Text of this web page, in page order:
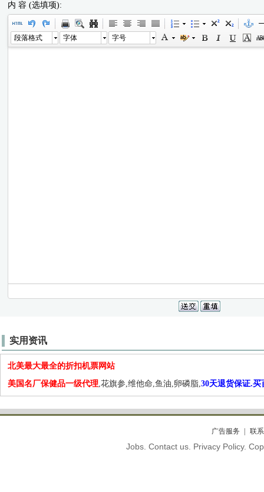
内 容 (选填项):
段落格式 字体 字号
实用资讯
北美最大最全的折扣机票网站
美国名厂保健品一级代理,花旗参,维他命,鱼油,卵磷脂,30天退货保证.买
广告服务 联
Jobs. Contact us. Privacy Policy.